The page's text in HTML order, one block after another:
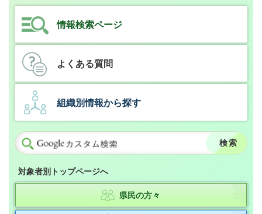
情報検索ページ
よくある質問
組織別情報から探す
対象者別トップページへ
県民の方々